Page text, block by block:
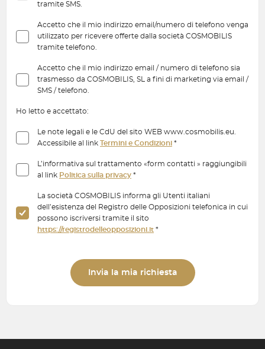
tramite SMS.
Accetto che il mio indirizzo email/numero di telefono venga
utilizzato per ricevere offerte dalla società COSMOBILIS
tramite telefono.
Accetto che il mio indirizzo email / numero di telefono sia
trasmesso da COSMOBILIS, SL a fini di marketing via email /
SMS / telefono.
Ho letto e accettato:
Le note legali e le CdU del sito WEB www.cosmobilis.eu.
Accessibile al link Termini e Condizioni *
L’informativa sul trattamento «form contatti » raggiungibili
al link Politica sulla privacy *
La società COSMOBILIS informa gli Utenti italiani
dell’esistenza del Registro delle Opposizioni telefonica in cui
possono iscriversi tramite il sito
https://registrodelleopposizioni.it *
Invia la mia richiesta